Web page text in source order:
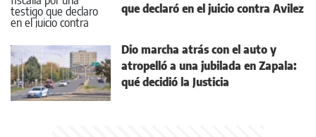
que declaró en el juicio contra Avilez
Dio marcha atrás con el auto y
atropelló a una jubilada en Zapala:
qué decidió la Justicia